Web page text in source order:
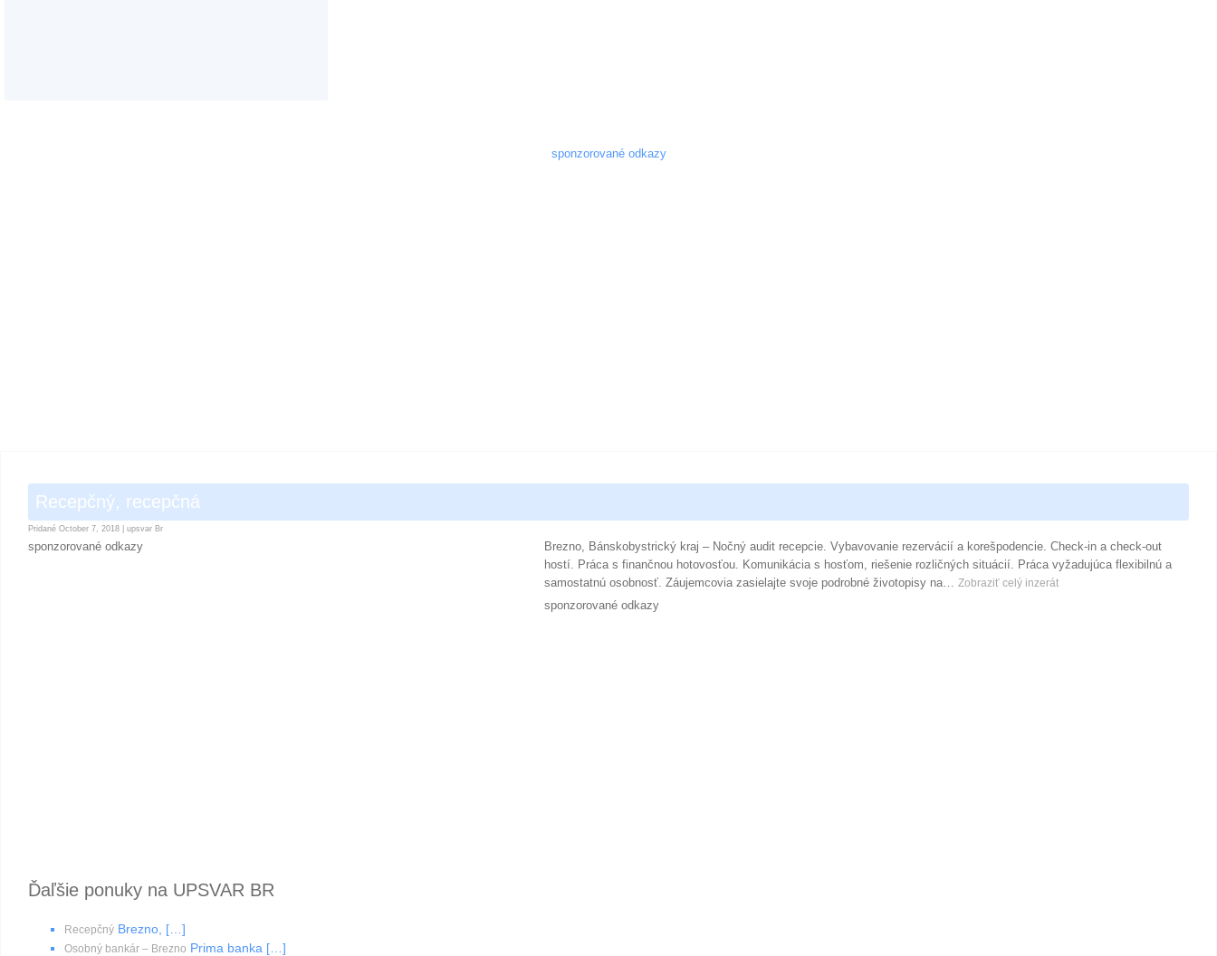
sponzorované odkazy
Recepčný, recepčná
Pridané October 7, 2018 upsvar Br
sponzorované odkazy
Brezno, Bánskobystrický kraj – Nočný audit recepcie. Vybavovanie rezervácií a korešpodencie. Check-in a check-out
hostí. Práca s finančnou hotovosťou. Komunikácia s hosťom, riešenie rozličných situácií. Práca vyžadujúca flexibilnú a
samostatnú osobnosť. Záujemcovia zasielajte svoje podrobné životopisy na… Zobraziť celý inzerát
sponzorované odkazy
Ďaľšie ponuky na UPSVAR BR
Recepčný Brezno, […]
Osobný bankár – Brezno Prima banka […]